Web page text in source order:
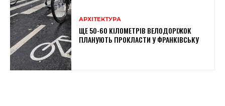
АРХІТЕКТУРА
ЩЕ 50-60 КІЛОМЕТРІВ ВЕЛОДОРІЖОК
ПЛАНУЮТЬ ПРОКЛАСТИ У ФРАНКІВСЬКУ